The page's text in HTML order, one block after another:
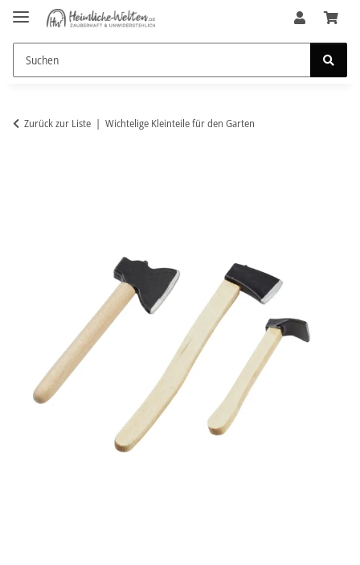
Zurück zur Liste Wichtelige Kleinteile für den Garten